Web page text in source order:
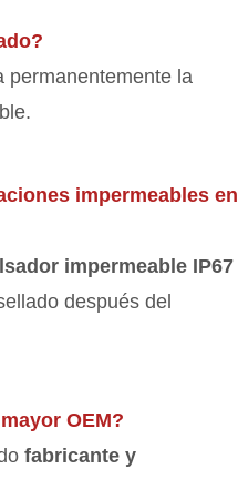
permanentemente la
impermeables en
impermeable IP67
después del
OEM?
fabricante y